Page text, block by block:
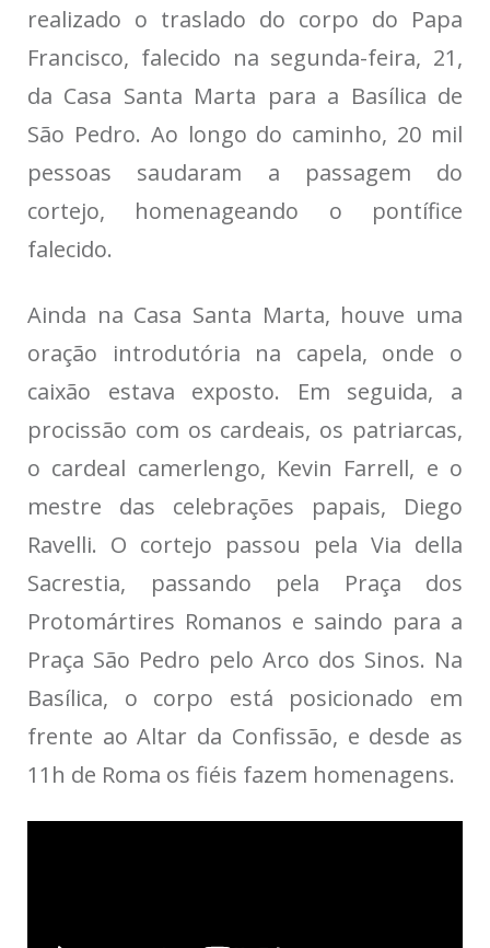
realizado o traslado do corpo do Papa
Francisco, falecido na segunda-feira, 21,
da Casa Santa Marta para a Basílica de
São Pedro. Ao longo do caminho, 20 mil
pessoas saudaram a passagem do
cortejo, homenageando o pontífice
falecido.
Ainda na Casa Santa Marta, houve uma
oração introdutória na capela, onde o
caixão estava exposto. Em seguida, a
procissão com os cardeais, os patriarcas,
o cardeal camerlengo, Kevin Farrell, e o
mestre das celebrações papais, Diego
Ravelli. O cortejo passou pela Via della
Sacrestia, passando pela Praça dos
Protomártires Romanos e saindo para a
Praça São Pedro pelo Arco dos Sinos. Na
Basílica, o corpo está posicionado em
frente ao Altar da Confissão, e desde as
11h de Roma os fiéis fazem homenagens.